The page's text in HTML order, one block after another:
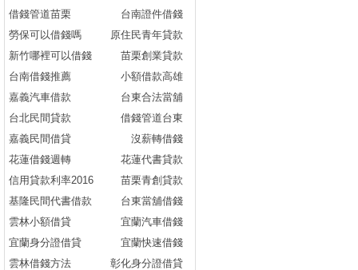
借錢管道苗栗
台南證件借錢
勞保可以借錢嗎
原住民青年貸款
新竹哪裡可以借錢
苗栗創業貸款
台南借錢推薦
小額借款高雄
嘉義汽車借款
台東合法當舖
台北民間貸款
借錢管道台東
嘉義民間借貸
沒薪轉借錢
花蓮借錢週轉
花蓮代書貸款
信用貸款利率2016
苗栗青創貸款
基隆民間代書借款
台東當舖借錢
雲林小額借貸
宜蘭汽車借錢
宜蘭身分證借貸
宜蘭快速借錢
雲林借錢方法
彰化身分證借貸